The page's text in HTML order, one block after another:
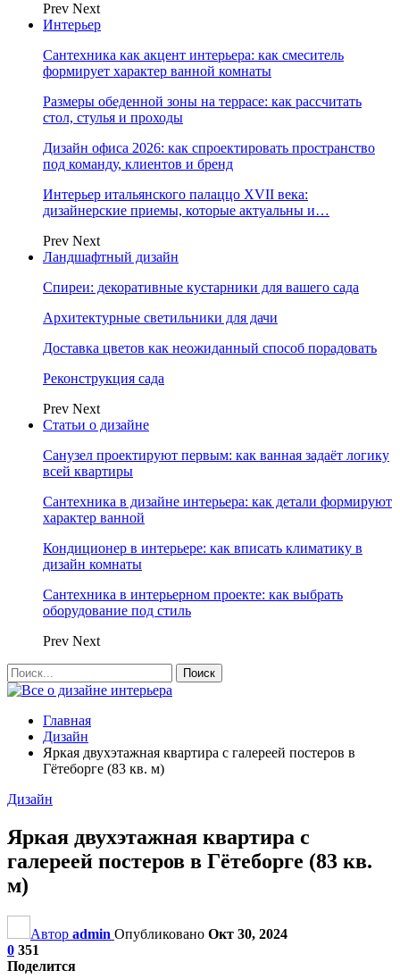
Prev Next
Интерьер
Сантехника как акцент интерьера: как смеситель
формирует характер ванной комнаты
Размеры обеденной зоны на террасе: как рассчитать
стол, стулья и проходы
Дизайн офиса 2026: как спроектировать пространство
под команду, клиентов и бренд
Интерьер итальянского палаццо XVII века:
дизайнерские приемы, которые актуальны и…
Prev Next
Ландшафтный дизайн
Спиреи: декоративные кустарники для вашего сада
Архитектурные светильники для дачи
Доставка цветов как неожиданный способ порадовать
Реконструкция сада
Prev Next
Статьи о дизайне
Санузел проектируют первым: как ванная задаёт логику
всей квартиры
Сантехника в дизайне интерьера: как детали формируют
характер ванной
Кондиционер в интерьере: как вписать климатику в
дизайн комнаты
Сантехника в интерьерном проекте: как выбрать
оборудование под стиль
Prev Next
Главная
Дизайн
Яркая двухэтажная квартира с галереей постеров в
Гётеборге (83 кв. м)
Дизайн
Яркая двухэтажная квартира с
галереей постеров в Гётеборге (83 кв.
м)
Автор admin Опубликовано Окт 30, 2024
0 351
Поделится